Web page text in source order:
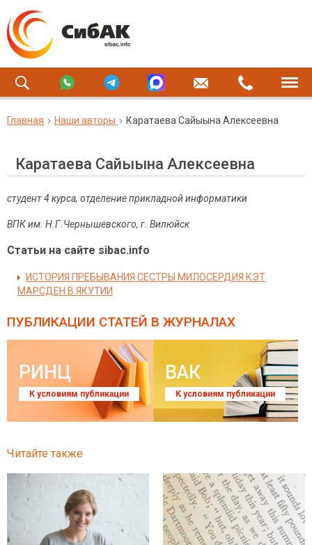
Главная Наши авторы Каратаева Сайыына Алексеевна
Каратаева Сайыына Алексеевна
студент 4 курса, отделение прикладной информатики
ВПК им. Н.Г.Чернышевского, г. Вилюйск
Статьи на сайте sibac.info
ИСТОРИЯ ПРЕБЫВАНИЯ СЕСТРЫ МИЛОСЕРДИЯ КЭТ
МАРСДЕН В ЯКУТИИ
ПУБЛИКАЦИИ СТАТЕЙ В ЖУРНАЛАХ
РИНЦ
К условиям публикации
ВАК
К условиям публикации
Читайте также